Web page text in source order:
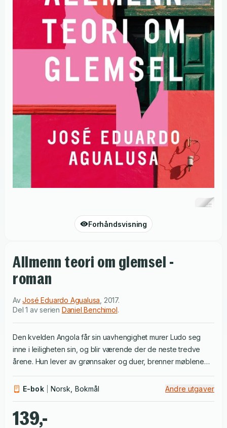
Forhåndsvisning
Allmenn teori om glemsel -
roman
AvJosé Eduardo Agualusa 2017.
Del 1 av serien Daniel Benchimol.
Den kvelden Angola får sin uavhengighet murer Ludo seg
inne i leiligheten sin, og blir værende der de neste tredve
årene. Hun lever av grønnsaker og duer, brenner møblene
å skrive historien sin på veggene i hjemmet. Sakte siver
stemmer fra naboene, glimt av en mann som flykter fra sine
forfølgere og en beskjed festet til benet på en fugl - inntil hun
E-bok Norsk, Bokmål Andre utgaver
139,-